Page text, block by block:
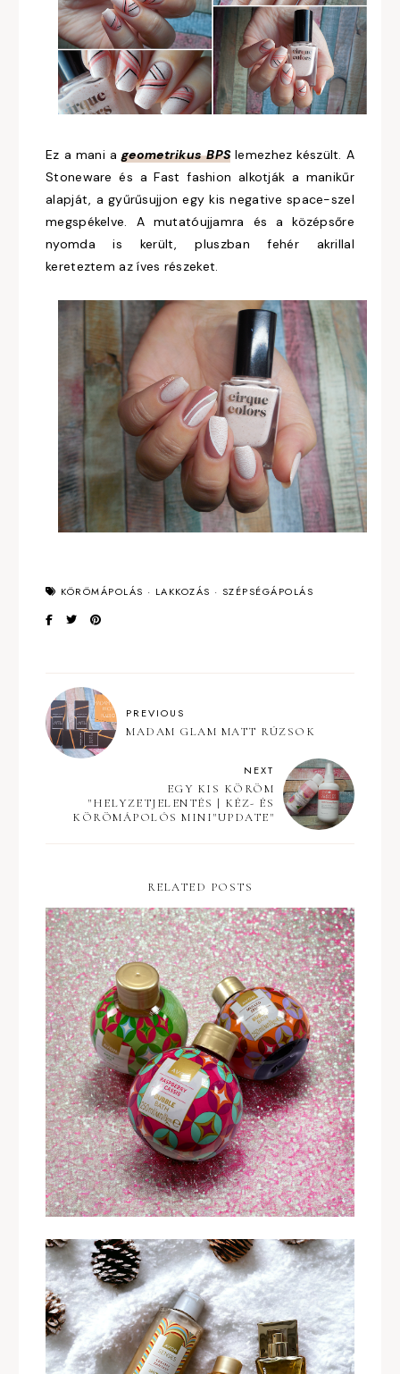
Ez a mani ageometrikus BPSlemezhez készült. A
Stoneware és a Fast fashion alkotják a manikűr
alapját, a gyűrűsujjon egy kis negative space-szel
megspékelve. A mutatóujjamra és a középsőre
nyomda is került, pluszban fehér akrillal
kereteztem az íves részeket.
KÖRÖMÁPOLÁS · LAKKOZÁS · SZÉPSÉGÁPOLÁS
PREVIOUS
MADAM GLAM MATT RÚZSOK
NEXT
EGY KIS KÖRÖM
"HELYZETJELENTÉS | KÉZ- ÉS
KÖRÖMÁPOLÓS MINI"UPDATE"
RELATED POSTS